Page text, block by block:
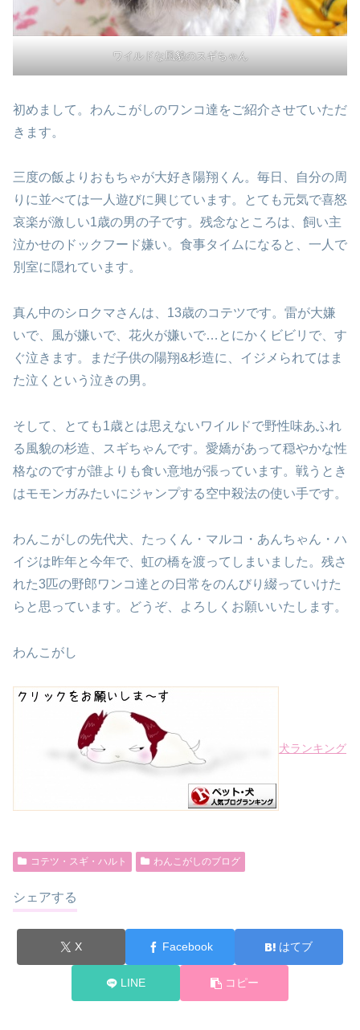
ワイルドな風貌のスギちゃん
初めまして。 わんこがしのワンコ達をご紹介させていただ
きます。
三度の飯よりおもちゃが大好き陽翔くん。 毎日、自分の周
りに並べては一人遊びに興じています。
とても元気で喜怒
哀楽が激しい1歳の男の子です。 残念なところは、飼い主
泣かせのドックフード嫌い。 食事タイムになると、一人で
別室に隠れています。
真ん中のシロクマさんは、13歳のコテツです。 雷が大嫌
いで、風が嫌いで、花火が嫌いで… とにかくビビリで、す
ぐ泣きます。
まだ子供の陽翔&杉造に、イジメられては ま
た泣くという泣きの男。
そして、とても1歳とは思えないワイルドで野性味あふれ
る風貌の杉造、スギちゃんです。 愛嬌があって穏やかな性
格なのですが誰よりも食い意地が張っています。 戦うとき
はモモンガみたいにジャンプする空中殺法の使い手です。
わんこがしの先代犬、たっくん・マルコ・あんちゃん・ハ
イジは昨年と今年で、虹の橋を渡ってしまいました。 残さ
れた3匹の野郎ワンコ達との日常をのんびり綴っていけた
らと思っています。
どうぞ、よろしくお願いいたします。
わんこがし
犬ランキング
コテツ・スギ・ハルト わんこがしのブログ
シェアする
X Facebook はてブ
LINE コピー